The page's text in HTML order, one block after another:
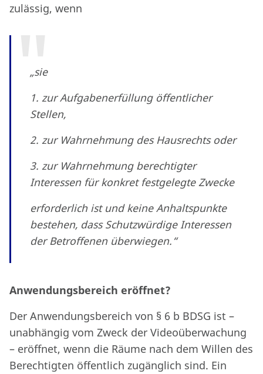
zulässig, wenn
„sie
1. zur Aufgabenerfüllung öffentlicher
Stellen,
2. zur Wahrnehmung des Hausrechts oder
3. zur Wahrnehmung berechtigter
Interessen für konkret festgelegte Zwecke
erforderlich ist und keine Anhaltspunkte
bestehen, dass Schutzwürdige Interessen
der Betroffenen überwiegen.“
Anwendungsbereich eröffnet?
Der Anwendungsbereich von § 6 b BDSG ist –
unabhängig vom Zweck der Videoüberwachung
– eröffnet, wenn die Räume nach dem Willen des
Berechtigten öffentlich zugänglich sind. Ein